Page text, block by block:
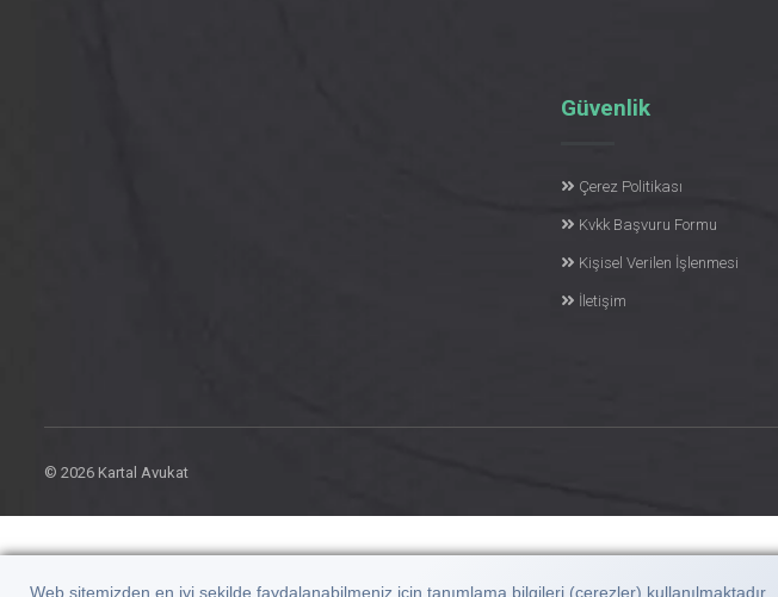
Web sitemizden en iyi şekilde faydalanabilmeniz için tanımlama bilgileri (çerezler) kullanılmaktadır.
Güvenlik
Çerez Politikası
Kvkk Başvuru Formu
Kişisel Verilen İşlenmesi
İletişim
© 2026 Kartal Avukat